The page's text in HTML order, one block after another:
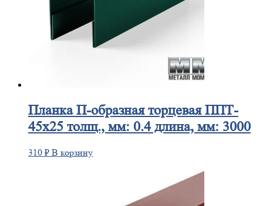
ПланкаП-образная торцевая ППТ-
45х25 толщ., мм: 0.4 длина, мм: 3000
310 ₽ В корзину